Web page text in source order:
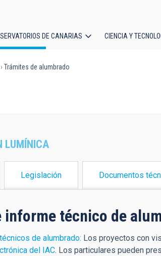
DE CANARIAS CIENCIA Y
Trámites de alumbrado
LUMÍNICA
Legislación Documentos
técnico de
de alumbrado: Los proyectos con
del IAC. Los particulares pueden